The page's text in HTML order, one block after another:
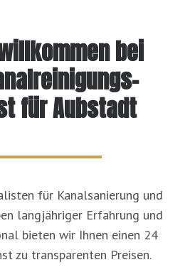
bei
für Aubstadt
für Kanalsanierung und
langjähriger Erfahrung und
bieten wir Ihnen einen 24
zu transparenten Preisen.